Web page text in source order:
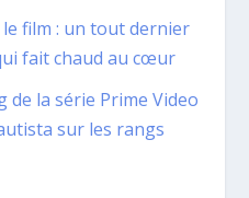
film : un tout dernier
fait chaud au cœur
de la série Prime Video
sur les rangs